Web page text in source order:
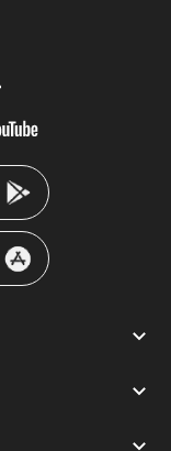
google
youtube-